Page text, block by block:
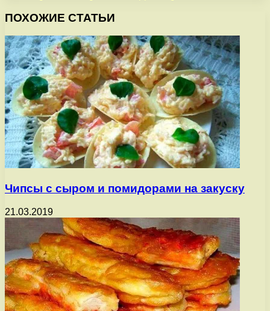
ПОХОЖИЕ СТАТЬИ
Чипсы с сыром и помидорами на закуску
21.03.2019